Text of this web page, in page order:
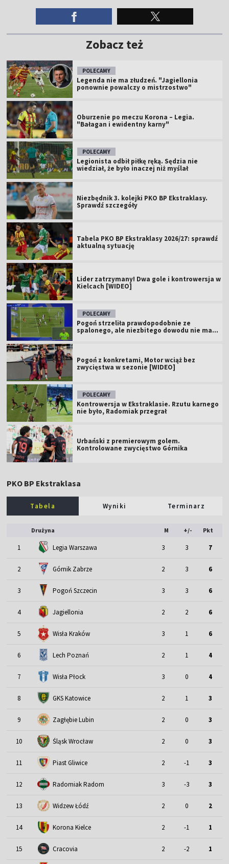
Zobacz też
POLECAMY
Legenda nie ma złudzeń. "Jagiellonia
ponownie powalczy o mistrzostwo"
Oburzenie po meczu Korona – Legia.
"Bałagan i ewidentny karny"
POLECAMY
Legionista odbił piłkę ręką. Sędzia nie
wiedział, że było inaczej niż myślał
Niezbędnik 3. kolejki PKO BP Ekstraklasy.
Sprawdź szczegóły
Tabela PKO BP Ekstraklasy 2026/27: sprawdź
aktualną sytuację
Lider zatrzymany! Dwa gole i kontrowersja w
Kielcach [WIDEO]
POLECAMY
Pogoń strzeliła prawdopodobnie ze
spalonego, ale niezbitego dowodu nie ma...
Pogoń z konkretami, Motor wciąż bez
zwycięstwa w sezonie [WIDEO]
POLECAMY
Kontrowersja w Ekstraklasie. Rzutu karnego
nie było, Radomiak przegrał
Urbański z premierowym golem.
Kontrolowane zwycięstwo Górnika
PKO BP Ekstraklasa
Tabela Wyniki Terminarz
Drużyna M +/- Pkt
1 Legia Warszawa 3 3 7
2 Górnik Zabrze 2 3 6
3 Pogoń Szczecin 3 3 6
4 Jagiellonia 2 2 6
5 Wisła Kraków 3 1 6
6 Lech Poznań 2 1 4
7 Wisła Płock 3 0 4
8 GKS Katowice 2 1 3
9 Zagłębie Lubin 2 0 3
10 Śląsk Wrocław 2 0 3
11 Piast Gliwice 2 -1 3
12 Radomiak Radom 3 -3 3
13 Widzew Łódź 2 0 2
14 Korona Kielce 2 -1 1
15 Cracovia 2 -2 1